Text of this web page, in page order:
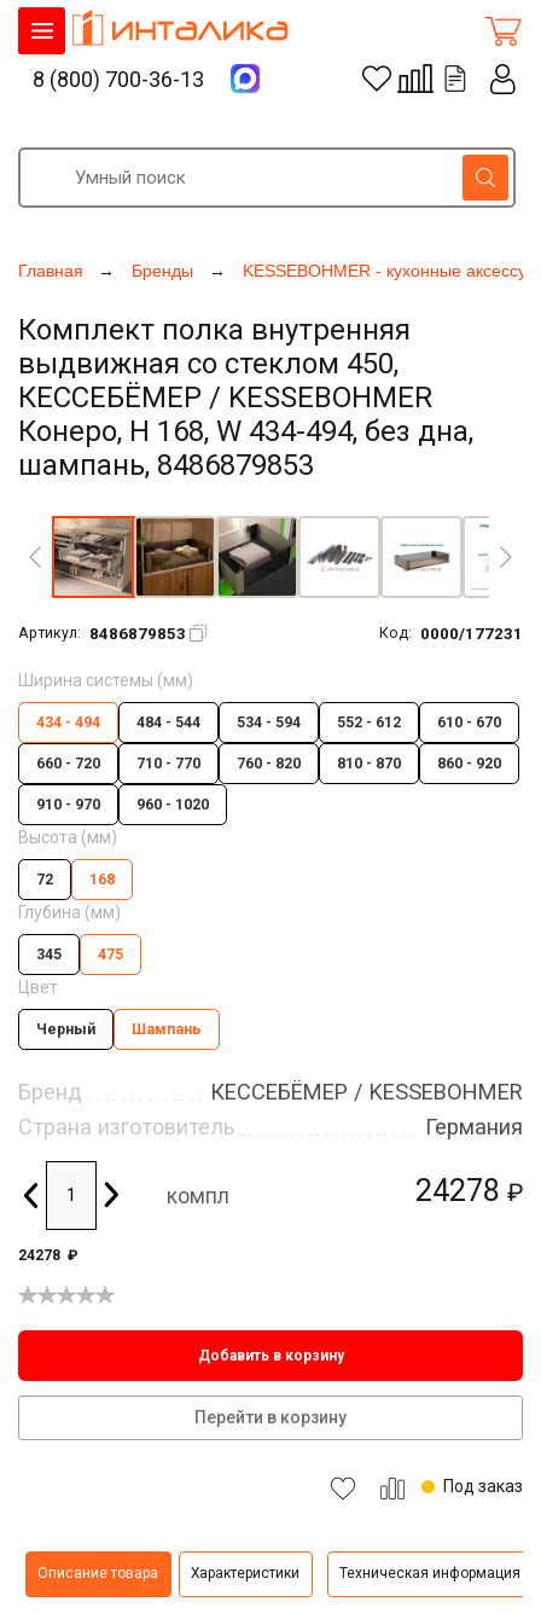
Главная Бренды KESSEBOHMER - кухонные
Комплект полка внутренняя
выдвижная со стеклом 450,
КЕССЕБЁМЕР / KESSEBOHMER
Конеро, H 168, W 434-494, без дна,
шампань, 8486879853
Артикул: 8486879853 Код: 0000/177231
24278 ₽
Ширина системы (мм)
434 - 494 484 - 544 534 - 594 552 - 612 610 - 670
660 - 720 710 - 770 760 - 820 810 - 870 860 - 920
910 - 970 960 - 1020
Высота (мм)
72 168
Глубина (мм)
345 475
Цвет
Черный Шампань
Бренд
КЕССЕБЁМЕР / KESSEBOHMER
Страна изготовитель
Германия
компл
24278 ₽
Добавить в корзину
Перейти в корзину
Под заказ
Описание товара Характеристики Техническая информация
8 (800) 700-36-13